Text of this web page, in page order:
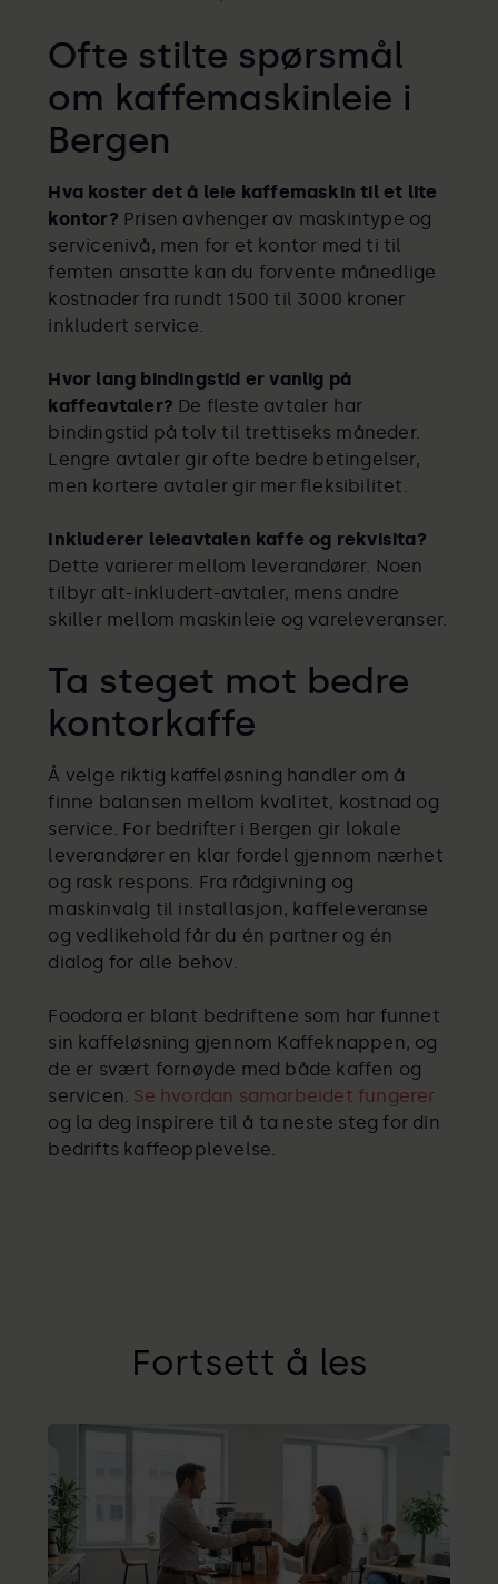
Ofte stilte spørsmål
om kaffemaskinleie i
Bergen
Hva koster det å leie kaffemaskin til et lite
kontor? Prisen avhenger av maskintype og
servicenivå, men for et kontor med ti til
femten ansatte kan du forvente månedlige
kostnader fra rundt 1500 til 3000 kroner
inkludert service.
Hvor lang bindingstid er vanlig på
kaffeavtaler? De fleste avtaler har
bindingstid på tolv til trettiseks måneder.
Lengre avtaler gir ofte bedre betingelser,
men kortere avtaler gir mer fleksibilitet.
Inkluderer leieavtalen kaffe og rekvisita?
Dette varierer mellom leverandører. Noen
tilbyr alt-inkludert-avtaler, mens andre
skiller mellom maskinleie og vareleveranser.
Ta steget mot bedre
kontorkaffe
Å velge riktig kaffeløsning handler om å
finne balansen mellom kvalitet, kostnad og
service. For bedrifter i Bergen gir lokale
leverandører en klar fordel gjennom nærhet
og rask respons. Fra rådgivning og
maskinvalg til installasjon, kaffeleveranse
og vedlikehold får du én partner og én
dialog for alle behov.
Foodora er blant bedriftene som har funnet
sin kaffeløsning gjennom Kaffeknappen, og
de er svært fornøyde med både kaffen og
servicen. Se hvordan samarbeidet fungerer
og la deg inspirere til å ta neste steg for din
bedrifts kaffeopplevelse.
Fortsett å les